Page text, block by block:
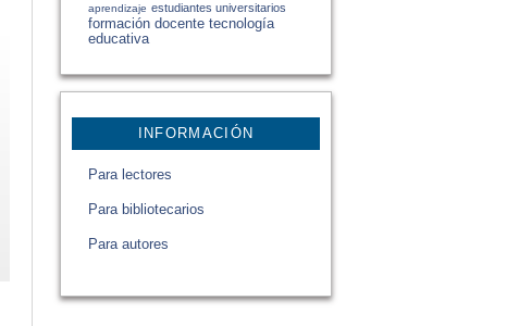
aprendizaje estudiantes universitarios
formación docente tecnología
educativa
INFORMACIÓN
Para lectores
Para bibliotecarios
Para autores